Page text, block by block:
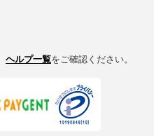
ヘルプ一覧をご確認ください。